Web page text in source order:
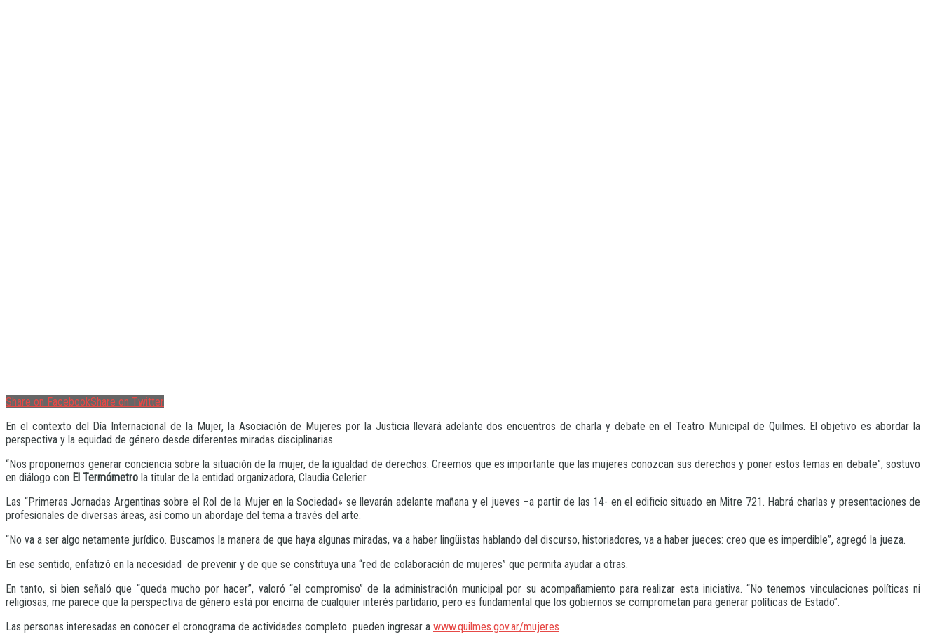
Share on FacebookShare on Twitter
En el contexto del Día Internacional de la Mujer, la Asociación de Mujeres por la Justicia llevará adelante dos encuentros de charla y debate en el Teatro Municipal de Quilmes. El objetivo es abordar la
perspectiva y la equidad de género desde diferentes miradas disciplinarias.
“Nos proponemos generar conciencia sobre la situación de la mujer, de la igualdad de derechos. Creemos que es importante que las mujeres conozcan sus derechos y poner estos temas en debate”, sostuvo
en diálogo con El Termómetro la titular de la entidad organizadora, Claudia Celerier.
Las “Primeras Jornadas Argentinas sobre el Rol de la Mujer en la Sociedad» se llevarán adelante mañana y el jueves –a partir de las 14- en el edificio situado en Mitre 721. Habrá charlas y presentaciones de
profesionales de diversas áreas, así como un abordaje del tema a través del arte.
“No va a ser algo netamente jurídico. Buscamos la manera de que haya algunas miradas, va a haber lingüistas hablando del discurso, historiadores, va a haber jueces: creo que es imperdible”, agregó la jueza.
En ese sentido, enfatizó en la necesidad de prevenir y de que se constituya una “red de colaboración de mujeres” que permita ayudar a otras.
En tanto, si bien señaló que “queda mucho por hacer”, valoró “el compromiso” de la administración municipal por su acompañamiento para realizar esta iniciativa. “No tenemos vinculaciones políticas ni
religiosas, me parece que la perspectiva de género está por encima de cualquier interés partidario, pero es fundamental que los gobiernos se comprometan para generar políticas de Estado”.
Las personas interesadas en conocer el cronograma de actividades completo pueden ingresar a www.quilmes.gov.ar/mujeres